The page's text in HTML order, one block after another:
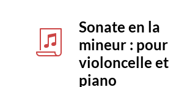
Détail
document
Sonate en la
mineur : pour
violoncelle et
piano